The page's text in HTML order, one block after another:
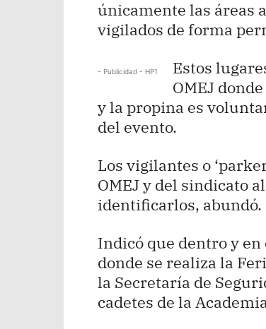
únicamente las áreas
vigilados de forma
- Publicidad - HP1
Estos
OMEJ
y la propina es
del evento.
Los vigilantes o
OMEJ y del sindicato
identificarlos, abundó.
Indicó que dentro y
donde se realiza la
la Secretaría de
cadetes de la